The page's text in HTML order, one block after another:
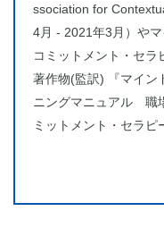
ssociation for
4月 - 2021年3月）や
コミットメント・セラ
著作物(監訳) 『マイン
ニングマニュアル 職
ミットメント・セラピ